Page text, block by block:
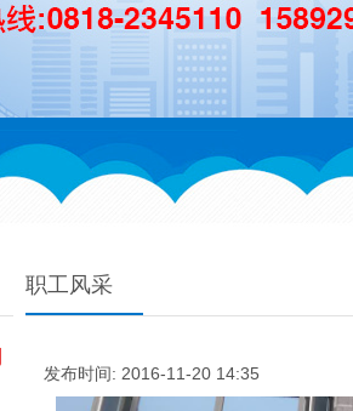
职工风采
发布时间: 2016-11-20 14:35